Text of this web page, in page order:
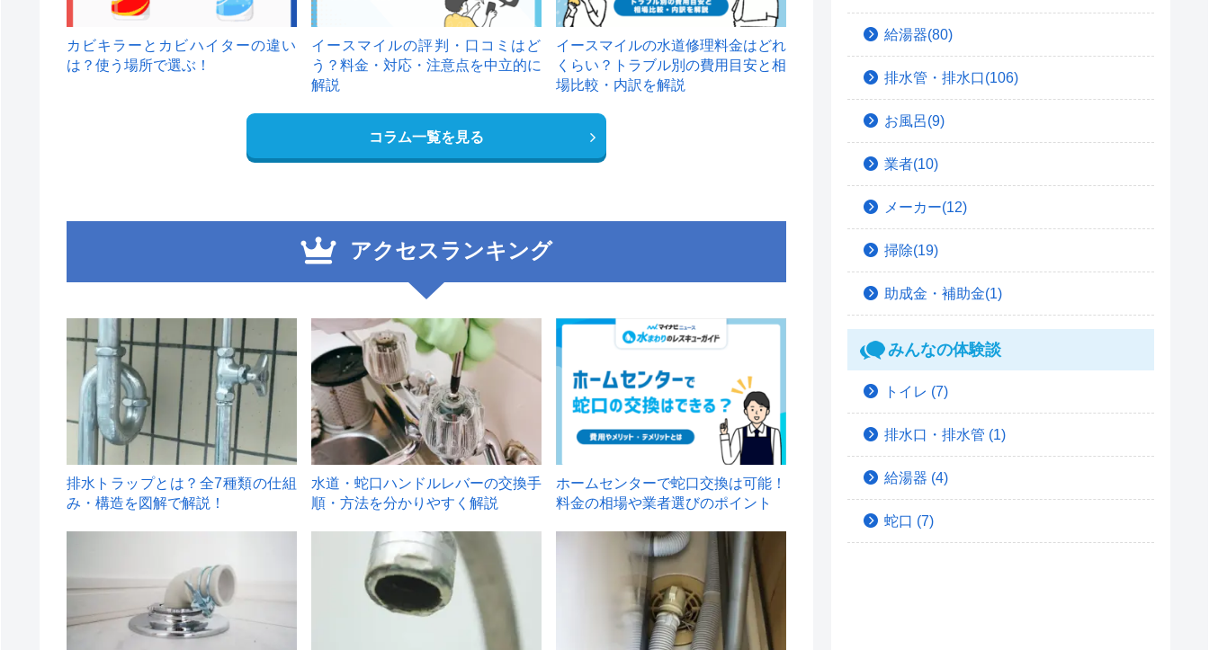
カビキラーとカビハイターの違い
は？使う場所で選ぶ！
イースマイルの評判・口コミはど
う？料金・対応・注意点を中立的に
解説
イースマイルの水道修理料金はどれ
くらい？トラブル別の費用目安と相
場比較・内訳を解説
コラム一覧を見る
アクセスランキング
1
排水トラップとは？全7種類の仕組
み・構造を図解で解説！
2
水道・蛇口ハンドルレバーの交換手
順・方法を分かりやすく解説
ホームセンターで蛇口交換は可能！
料金の相場や業者選びのポイント
給湯器(80)
排水管・排水口(106)
お風呂(9)
業者(10)
メーカー(12)
掃除(19)
助成金・補助金(1)
みんなの体験談
トイレ (7)
排水口・排水管 (1)
給湯器 (4)
蛇口 (7)